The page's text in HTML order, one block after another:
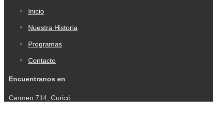
Inicio
Nuestra Historia
Programas
Contacto
Encuentranos en
Carmen 714, Curicó